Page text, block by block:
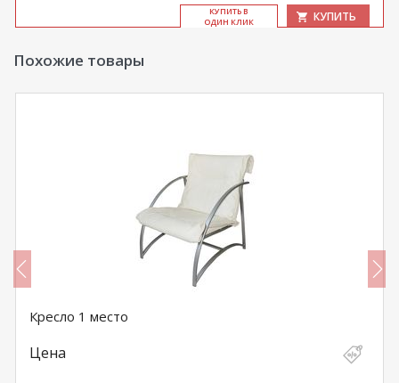
КУ­ПИТЬ В
ОДИН КЛИК
КУПИТЬ
Похожие товары
Кресло 1 место
Цена